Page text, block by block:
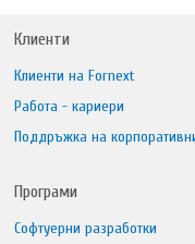
Клиенти
Клиенти на Fornext
Работа - кариери
Поддръжка на
Програми
Софтуерни разработки